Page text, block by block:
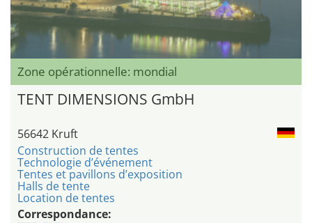
Zone opérationnelle: mondial
TENT DIMENSIONS GmbH
56642 Kruft
Construction de tentes
Technologie d’événement
Tentes et pavillons d’exposition
Halls de tente
Location de tentes
Correspondance: